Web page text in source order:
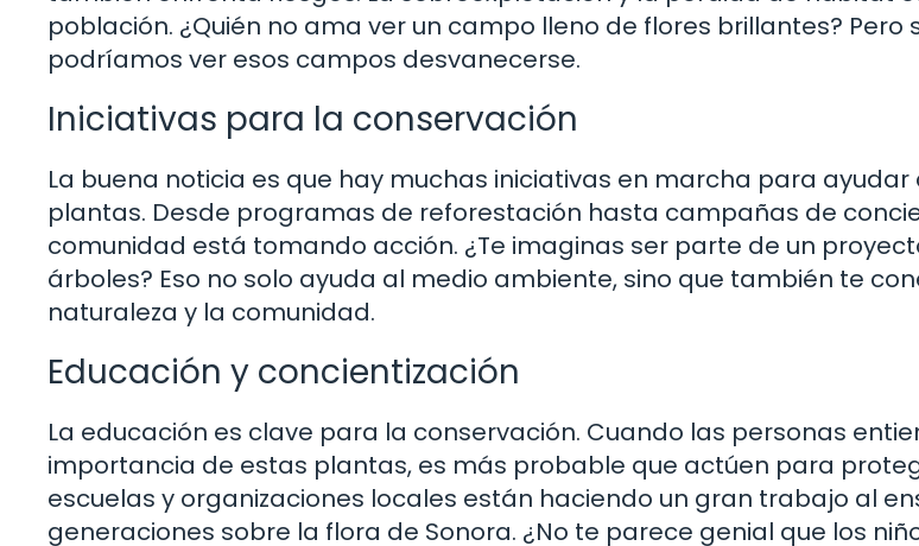
población. ¿Quién no ama ver un campo lleno de flores brillantes? Pero
podríamos ver esos campos desvanecerse.
Iniciativas para la conservación
La buena noticia es que hay muchas iniciativas en marcha para
plantas. Desde programas de reforestación hasta campañas de
comunidad está tomando acción. ¿Te imaginas ser parte de un
árboles? Eso no solo ayuda al medio ambiente, sino que también te
naturaleza y la comunidad.
Educación y concientización
La educación es clave para la conservación. Cuando las personas
importancia de estas plantas, es más probable que actúen para
escuelas y organizaciones locales están haciendo un gran trabajo al
generaciones sobre la flora de Sonora. ¿No te parece genial que los